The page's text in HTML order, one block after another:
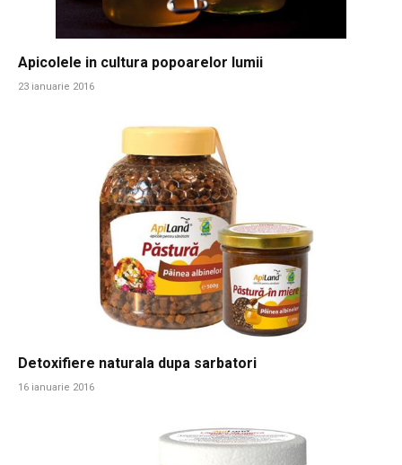
Apicolele in cultura popoarelor lumii
23 ianuarie 2016
Detoxifiere naturala dupa sarbatori
16 ianuarie 2016